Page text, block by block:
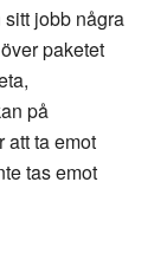
sitt jobb några
paketet
på
att ta emot
tas emot